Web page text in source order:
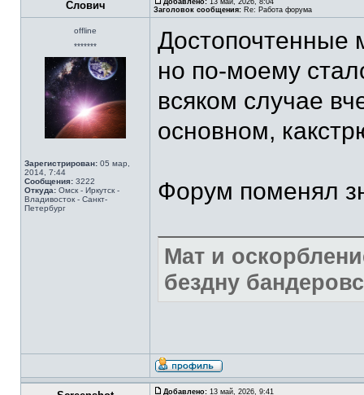
Слович Добавлено: 13 май, 2026, 8:04
Заголовок сообщения: Re: Работа форума
offline
*******
Зарегистрирован: 05 мар,
2014, 7:44
Сообщения: 3222
Откуда: Омск - Иркутск -
Владивосток - Санкт-
Петербург
Достопочтенные
но по-моему
всяком случае
основном,
Форум поменял
Мат и
бездну
Добавлено: 13 май, 2026, 9:41